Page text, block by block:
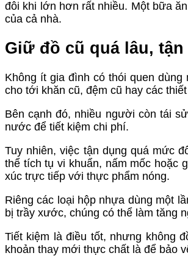
đôi khi lớn hơn rất nhiều. Một bữa
của cả nhà.
Giữ đồ cũ quá lâu,
Không ít gia đình có thói quen
cho tới khăn cũ, đệm cũ hay các
Bên cạnh đó, nhiều người còn tái
nước để tiết kiệm chi phí.
Tuy nhiên, việc tận dụng quá mức
thể tích tụ vi khuẩn, nấm mốc hoặc
xúc trực tiếp với thực phẩm nóng.
Riêng các loại hộp nhựa dùng một
bị trầy xước, chúng có thể làm tăng
Tiết kiệm là điều tốt, nhưng không
khoản thay mới thực chất là để bảo